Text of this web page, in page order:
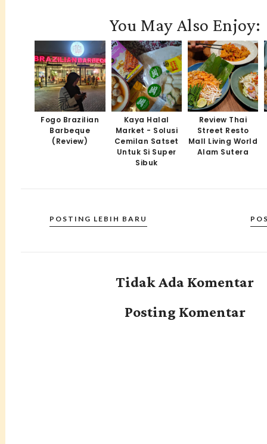
You May Also Enjoy:
Fogo Brazilian
Barbeque
(Review)
Kaya Halal
Market - Solusi
Cemilan Satset
Untuk Si Super
Sibuk
Review Thai
Street Resto
Mall Living World
Alam Sutera
POSTING LEBIH BARU
Tidak Ada Komentar
Posting Komentar